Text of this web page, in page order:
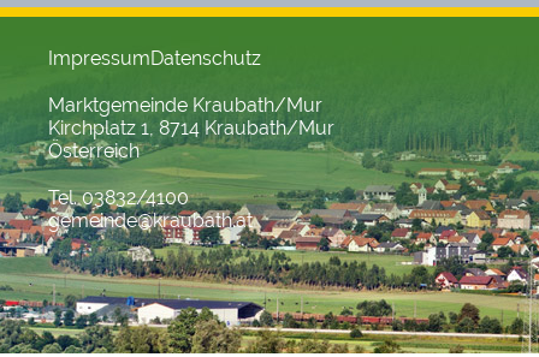
ImpressumDatenschutz
Marktgemeinde Kraubath/Mur
Kirchplatz 1, 8714 Kraubath/Mur
Österreich
Tel. 03832/4100
gemeinde@kraubath.at